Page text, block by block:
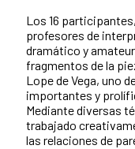
Los 16
profesores de
dramático y
fragmentos de la
Lope de Vega, uno
importantes y
Mediante diversas
trabajado
las relaciones de